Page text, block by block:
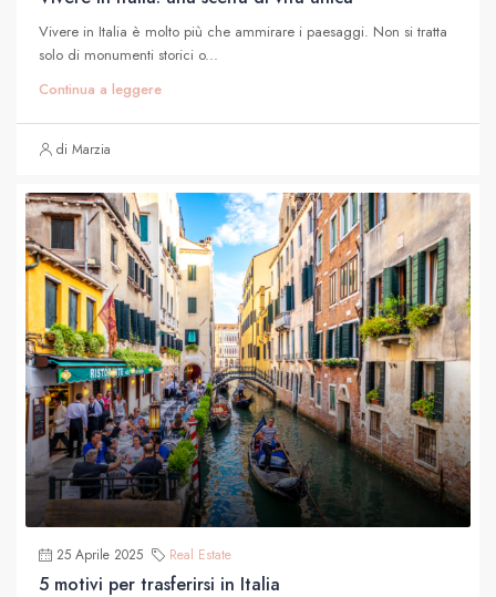
Vivere in Italia è molto più che ammirare i paesaggi. Non si tratta
solo di monumenti storici o...
Continua a leggere
di Marzia
25 Aprile 2025 Real Estate
5 motivi per trasferirsi in Italia